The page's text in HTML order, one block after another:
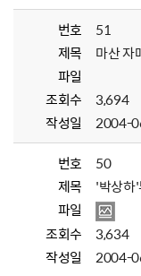
번호
51
제목
마산 자
파일
조회수
3,694
작성일
2004-
번호
50
제목
'박상하
파일
조회수
3,634
작성일
2004-